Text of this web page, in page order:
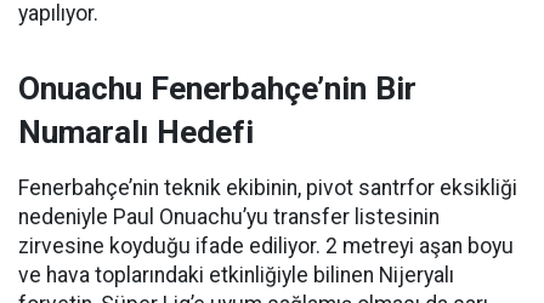
yapılıyor.
Onuachu Fenerbahçe’nin Bir
Numaralı Hedefi
Fenerbahçe’nin teknik ekibinin, pivot santrfor eksikliği
nedeniyle Paul Onuachu’yu transfer listesinin
zirvesine koyduğu ifade ediliyor. 2 metreyi aşan boyu
ve hava toplarındaki etkinliğiyle bilinen Nijeryalı